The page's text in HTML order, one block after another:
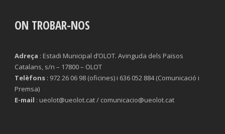
ON TROBAR-NOS
Adreça : Estadi Municipal d’OLOT. Avinguda dels Països
Catalans, s/n – 17800 – OLOT
Telèfons : 972 26 06 98 (oficines) i 636 052 884 (Comunicació i
Premsa)
E-mail : ueolot@ueolot.cat / comunicacio@ueolot.cat